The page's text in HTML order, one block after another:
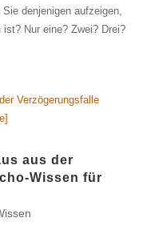
denjenigen aufzeigen,
Nur eine? Zwei? Drei?
aus der
Wissen für